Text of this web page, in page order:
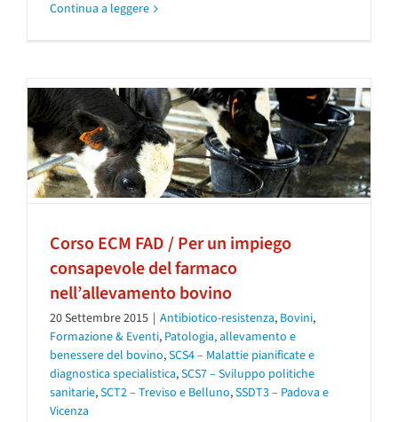
Continua a leggere
Corso ECM FAD / Per un impiego
consapevole del farmaco
nell’allevamento bovino
20 Settembre 2015 | Antibiotico-resistenza, Bovini,
Formazione & Eventi, Patologia, allevamento e
benessere del bovino,SCS4 – Malattie pianificate e
diagnostica specialistica,SCS7 – Sviluppo politiche
sanitarie,SCT2 – Treviso e Belluno,SSDT3 – Padova e
Vicenza